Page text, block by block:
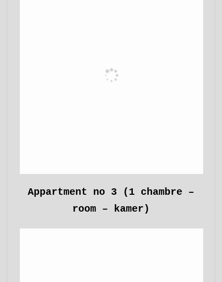
Appartment no 3 (1 chambre –
room – kamer)